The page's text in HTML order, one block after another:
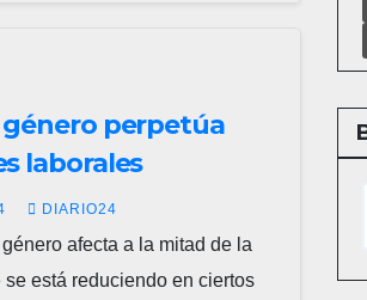
género perpetúa
laborales
DIARIO24
afecta a la mitad de la
está reduciendo en ciertos